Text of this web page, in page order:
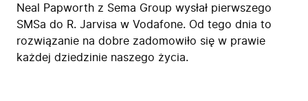
Neal Papworth z Sema Group wysłał pierwszego
SMSa do R. Jarvisa w Vodafone. Od tego dnia to
rozwiązanie na dobre zadomowiło się w prawie
każdej dziedzinie naszego życia.